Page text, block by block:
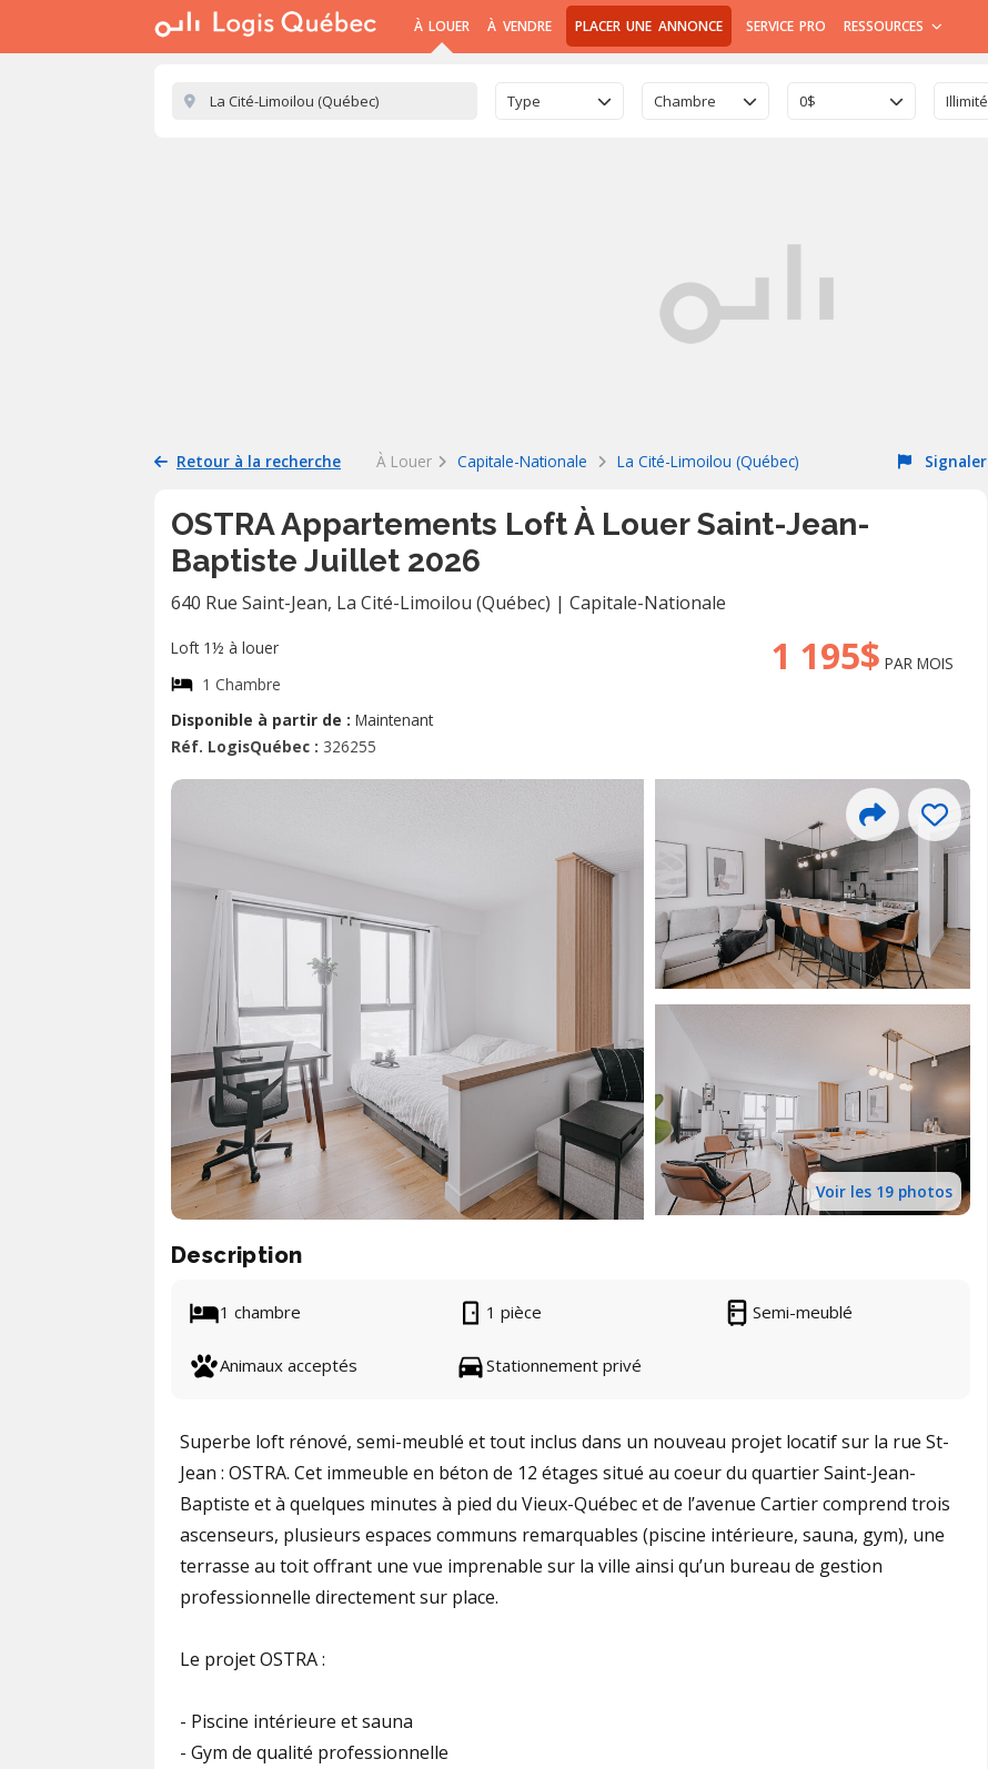
À LOUER À VENDRE PLACER UNE ANNONCE SERVICE PRO RESSOURCES
Type Chambre 0$ Illimité
Retour à la recherche À Louer Capitale-Nationale La Cité-Limoilou (Québec) Signaler
OSTRA Appartements Loft À Louer Saint-Jean-
Baptiste Juillet 2026
640 Rue Saint-Jean, La Cité-Limoilou (Québec) | Capitale-Nationale
1 195$ PAR MOIS
Loft 1½ à louer
1 Chambre
Disponible à partir de : Maintenant
Réf. LogisQuébec : 326255
Voir les 19 photos
Description
1 chambre 1 pièce Semi-meublé
Animaux acceptés Stationnement privé
Superbe loft rénové, semi-meublé et tout inclus dans un nouveau projet locatif sur la rue St-
Jean : OSTRA. Cet immeuble en béton de 12 étages situé au coeur du quartier Saint-Jean-
Baptiste et à quelques minutes à pied du Vieux-Québec et de l’avenue Cartier comprend trois
ascenseurs, plusieurs espaces communs remarquables (piscine intérieure, sauna, gym), une
terrasse au toit offrant une vue imprenable sur la ville ainsi qu’un bureau de gestion
professionnelle directement sur place.
Le projet OSTRA :
- Piscine intérieure et sauna
- Gym de qualité professionnelle